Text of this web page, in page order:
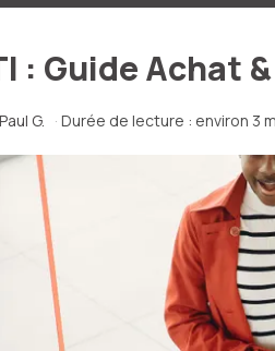
: Guide Achat
Paul G. · Durée de lecture : environ 3